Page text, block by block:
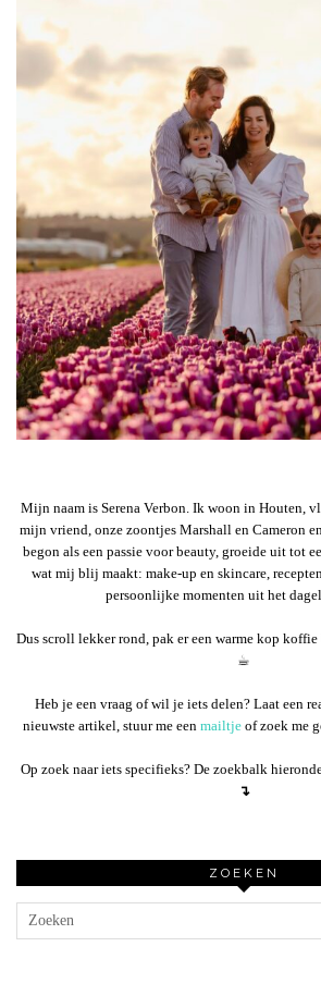
Mijn naam is Serena Verbon. Ik woon in Houten,
mijn vriend, onze zoontjes Marshall en Cameron
begon als een passie voor beauty, groeide uit tot
wat mij blij maakt: make-up en skincare,
persoonlijke momenten uit het
Dus scroll lekker rond, pak er een warme kop
☕︎
Heb je een vraag of wil je iets delen? Laat een
nieuwste artikel, stuur me een mailtje of zoek me
Op zoek naar iets specifieks? De zoekbalk
↴
ZOEKEN